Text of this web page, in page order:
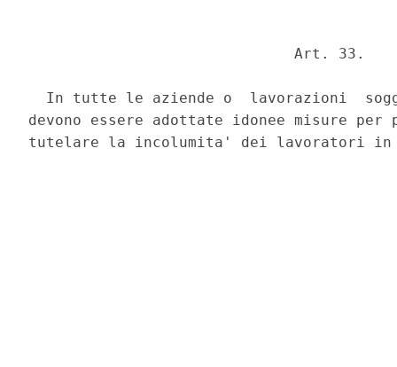
                              Art. 33.
In tutte le aziende o  lavorazioni
devono essere adottate idonee misure